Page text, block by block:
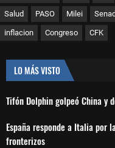
Salud PASO Milei
inflacion Congreso CFK
LO MÁS VISTO
Tifón Dolphin golpeó China y
España responde a Italia por
fronterizos